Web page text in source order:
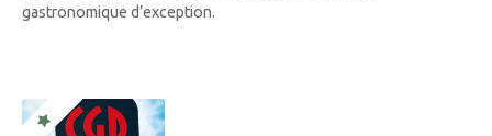
gastronomique d’exception.